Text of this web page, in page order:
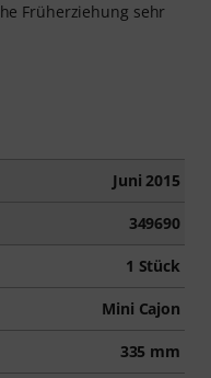
Früherziehung sehr
Juni 2015
349690
1 Stück
Mini Cajon
335 mm